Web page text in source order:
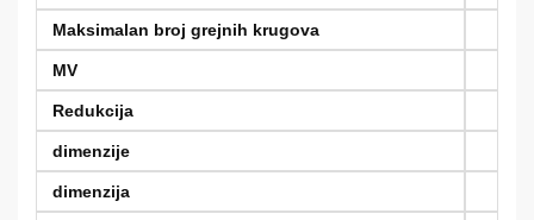
Maksimalan broj grejnih krugova
MV
Redukcija
dimenzije
dimenzija